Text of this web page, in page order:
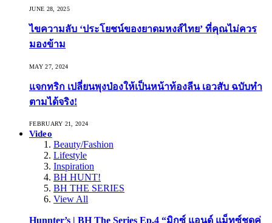
JUNE 28, 2025
ไขความลับ ‘ประโยชน์ของยาดมหงส์ไทย’ ที่คุณไม่ควร
มองข้าม
MAY 27, 2024
แจกทริก เปลี่ยนพุงป่องให้เป็นหน้าท้องลีน เอวสับ ฉบับทำ
ตามได้จริง!
FEBRUARY 21, 2024
Video
Beauty/Fashion
Lifestyle
Inspiration
BH HUNT!
BH THE SERIES
View All
Hunnter’s | BH The Series Ep.4 “มิกซ์ แอนด์ แม็ทซ์ชุดคู่